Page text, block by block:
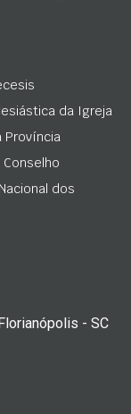
da Igreja
Província
dos
- SC